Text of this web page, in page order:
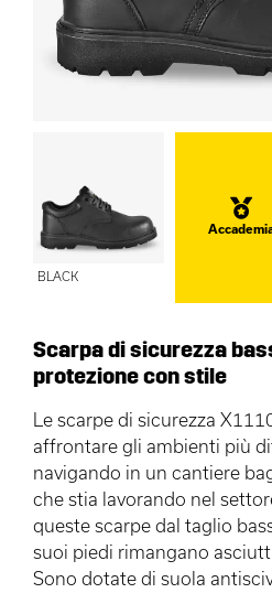
BLACK
Scarpa di sicurezza
protezione con stile
Le scarpe di sicurezza
affrontare gli ambienti più
navigando in un cantiere
che stia lavorando nel
queste scarpe dal taglio
suoi piedi rimangano
Sono dotate di suola